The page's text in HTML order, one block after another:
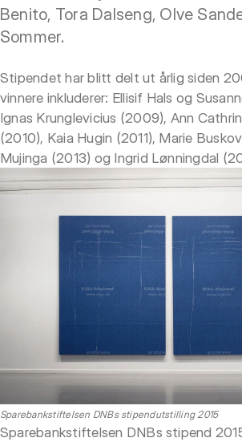
Benito, Tora Dalseng, Olve
Sommer.
Stipendet har blitt delt ut årlig siden
vinnere inkluderer: Ellisif Hals og
Ignas Krunglevicius (2009), Ann
(2010), Kaia Hugin (2011), Marie
Mujinga (2013) og Ingrid Lønningdal
Sparebankstiftelsen DNBs stipendutstilling 2015
Sparebankstiftelsen DNBs stipend